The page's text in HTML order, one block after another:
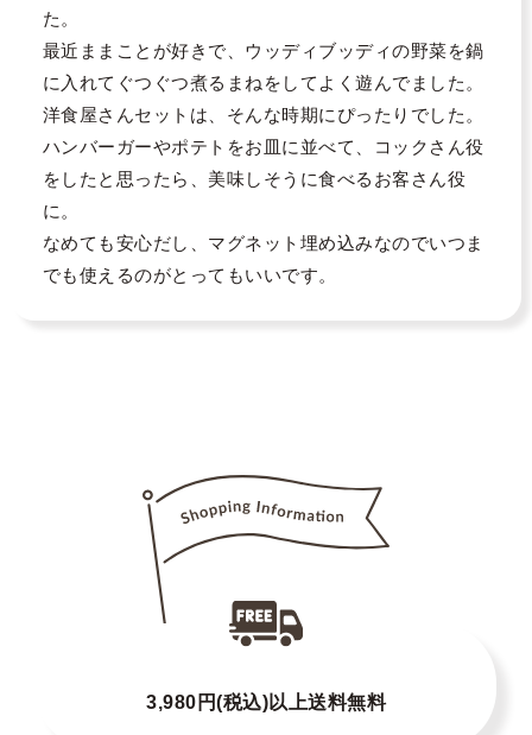
た。
最近ままことが好きで、ウッディブッディの野菜を鍋
に入れてぐつぐつ煮るまねをしてよく遊んでました。
洋食屋さんセットは、そんな時期にぴったりでした。
ハンバーガーやポテトをお皿に並べて、コックさん役
をしたと思ったら、美味しそうに食べるお客さん役
に。
なめても安心だし、マグネット埋め込みなのでいつま
3,980円(税込)以上送料無料